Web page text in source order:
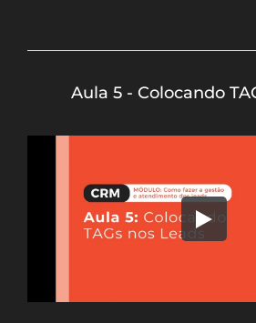
Aula 5 - Colocando